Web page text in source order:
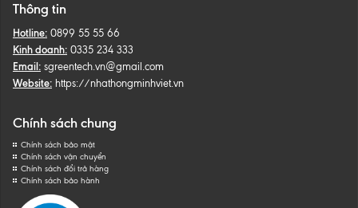
Thông tin
Hotline: 0899 55 55 66
Kinh doanh: 0335 234 333
Email: sgreentech.vn@gmail.com
Website: https://nhathongminhviet.vn
Chính sách chung
Chính sách bảo mật
Chính sách vận chuyển
Chính sách đổi trả hàng
Chính sách bảo hành